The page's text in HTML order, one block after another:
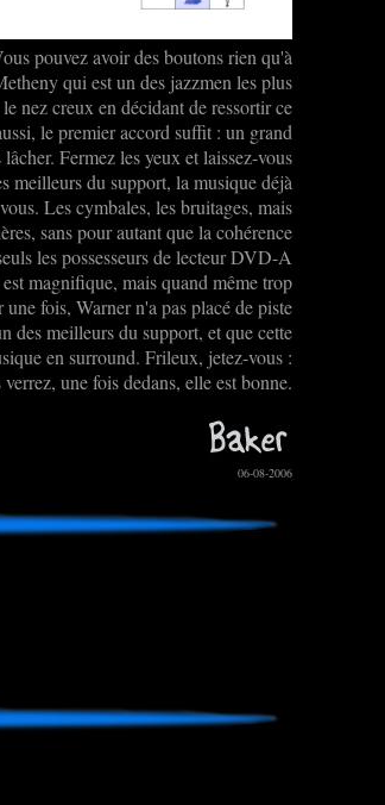
pouvez avoir des boutons rien qu'à
qui est un des jazzmen les plus
nez creux en décidant de ressortir ce
le premier accord suffit : un grand
Fermez les yeux et laissez-vous
meilleurs du support, la musique déjà
Les cymbales, les bruitages, mais
sans pour autant que la cohérence
les possesseurs de lecteur DVD-A
magnifique, mais quand même trop
fois, Warner n'a pas placé de piste
des meilleurs du support, et que cette
en surround. Frileux, jetez-vous :
verrez, une fois dedans, elle est bonne.
06-08-2006